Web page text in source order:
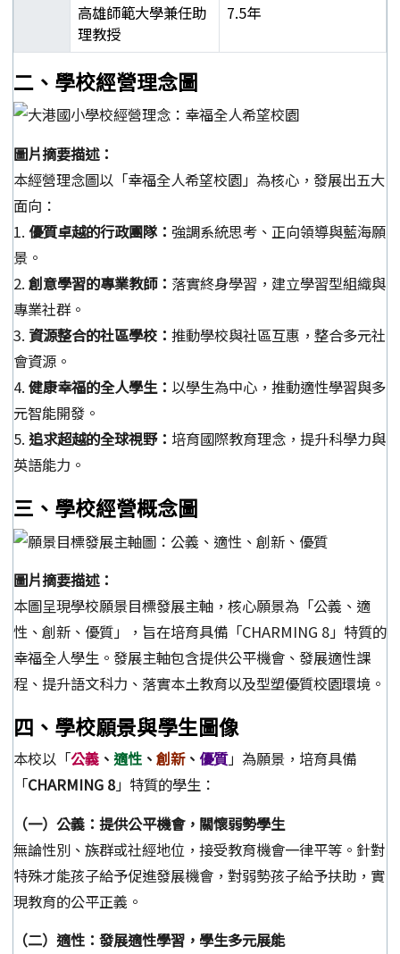
高雄師範大學兼任助
理教授
7.5年
二、學校經營理念圖
圖片摘要描述：
本經營理念圖以「幸福全人希望校園」為核心，發展出五大
面向：
1. 優質卓越的行政團隊： 強調系統思考、正向領導與藍海願
景。
2. 創意學習的專業教師： 落實終身學習，建立學習型組織與
專業社群。
3. 資源整合的社區學校： 推動學校與社區互惠，整合多元社
會資源。
4. 健康幸福的全人學生： 以學生為中心，推動適性學習與多
元智能開發。
5. 追求超越的全球視野： 培育國際教育理念，提升科學力與
英語能力。
三、學校經營概念圖
圖片摘要描述：
本圖呈現學校願景目標發展主軸，核心願景為「公義、適
性、創新、優質」，旨在培育具備「CHARMING 8」特質的
幸福全人學生。發展主軸包含提供公平機會、發展適性課
程、提升語文科力、落實本土教育以及型塑優質校園環境。
四、學校願景與學生圖像
本校以「公義 、 適性 、 創新、 優質」為願景，培育具備
「CHARMING 8」特質的學生：
（一）公義：提供公平機會，關懷弱勢學生
無論性別、族群或社經地位，接受教育機會一律平等。針對
特殊才能孩子給予促進發展機會，對弱勢孩子給予扶助，實
現教育的公平正義。
（二）適性：發展適性學習，學生多元展能